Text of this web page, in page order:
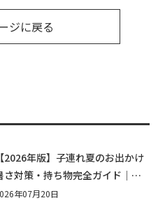
ジに戻る
【2026年版】子連れ夏のお出かけ
さ対策・持ち物完全ガイド｜水
び・公園・夏祭りで本当に役立
年07月20日